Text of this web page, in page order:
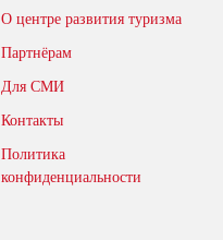
О центре развития туризма
Партнёрам
Для СМИ
Контакты
Политика
конфиденциальности